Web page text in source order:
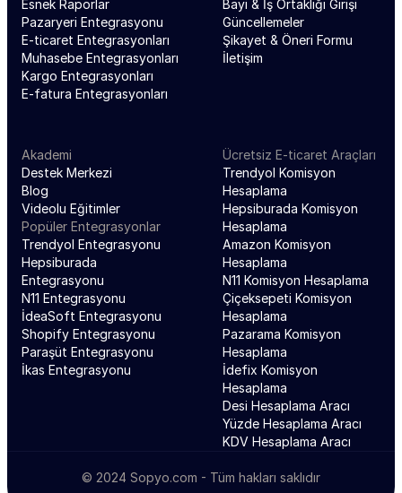
Esnek Raporlar
Pazaryeri Entegrasyonu
E-ticaret Entegrasyonları
Muhasebe Entegrasyonları
Kargo Entegrasyonları
E-fatura Entegrasyonları
Bayi & İş Ortaklığı Girişi
Güncellemeler
Şikayet & Öneri Formu
İletişim
Akademi
Destek Merkezi
Blog
Videolu Eğitimler
Popüler Entegrasyonlar
Trendyol Entegrasyonu
Hepsiburada
Entegrasyonu
N11 Entegrasyonu
İdeaSoft Entegrasyonu
Shopify Entegrasyonu
Paraşüt Entegrasyonu
İkas Entegrasyonu
Ücretsiz E-ticaret Araçları
Trendyol Komisyon
Hesaplama
Hepsiburada Komisyon
Hesaplama
Amazon Komisyon
Hesaplama
N11 Komisyon Hesaplama
Çiçeksepeti Komisyon
Hesaplama
Pazarama Komisyon
Hesaplama
İdefix Komisyon
Hesaplama
Desi Hesaplama Aracı
Yüzde Hesaplama Aracı
KDV Hesaplama Aracı
© 2024 Sopyo.com - Tüm hakları saklıdır